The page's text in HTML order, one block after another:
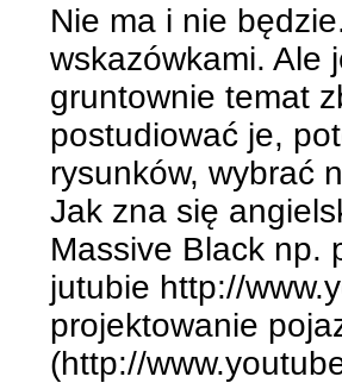
Nie ma i nie
wskazówkami. Ale
gruntownie temat
postudiować je,
rysunków, wybrać
Jak zna się
Massive Black np.
jutubie http://
projektowanie
(http://